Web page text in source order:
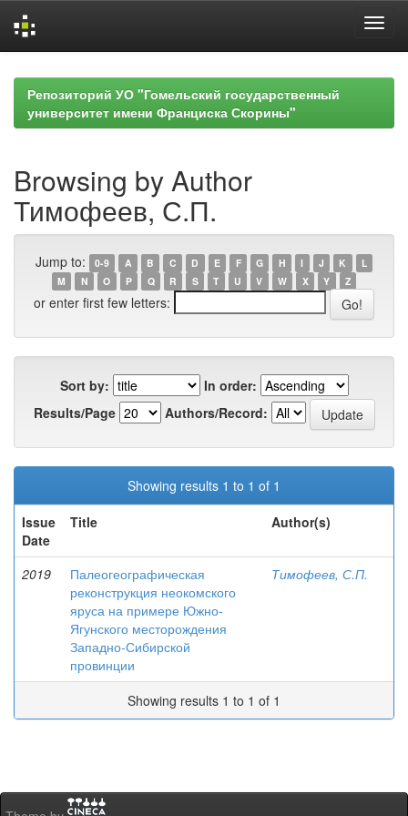
navigationРепозиторий УО "Гомельский государственный
университет имени Франциска Скорины"
Browsing by Author
Тимофеев, С.П.
Jump to: 0-9 A B C D E F G H I J K
L
M
N O P Q R S T U V W X Y Z
or enter first few letters:
Sort by:
In order:
Results/Page
Authors/Record:
Showing results 1 to 1 of 1
Issue
Date
Title Author(s)
2019
Палеогеографическая
реконструкция неокомского
яруса на примере Южно-
Ягунского месторождения
Западно-Сибирской
провинции
Тимофеев, С.П.
Showing results 1 to 1 of 1